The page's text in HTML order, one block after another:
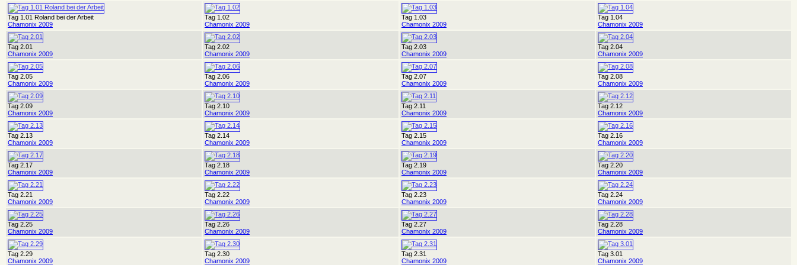
Tag 1.01 Roland bei der Arbeit
Chamonix 2009
Tag 1.02
Chamonix 2009
Tag 1.03
Chamonix 2009
Tag 1.04
Chamonix 2009
Tag 2.01
Chamonix 2009
Tag 2.02
Chamonix 2009
Tag 2.03
Chamonix 2009
Tag 2.04
Chamonix 2009
Tag 2.05
Chamonix 2009
Tag 2.06
Chamonix 2009
Tag 2.07
Chamonix 2009
Tag 2.08
Chamonix 2009
Tag 2.09
Chamonix 2009
Tag 2.10
Chamonix 2009
Tag 2.11
Chamonix 2009
Tag 2.12
Chamonix 2009
Tag 2.13
Chamonix 2009
Tag 2.14
Chamonix 2009
Tag 2.15
Chamonix 2009
Tag 2.16
Chamonix 2009
Tag 2.17
Chamonix 2009
Tag 2.18
Chamonix 2009
Tag 2.19
Chamonix 2009
Tag 2.20
Chamonix 2009
Tag 2.21
Chamonix 2009
Tag 2.22
Chamonix 2009
Tag 2.23
Chamonix 2009
Tag 2.24
Chamonix 2009
Tag 2.25
Chamonix 2009
Tag 2.26
Chamonix 2009
Tag 2.27
Chamonix 2009
Tag 2.28
Chamonix 2009
Tag 2.29
Chamonix 2009
Tag 2.30
Chamonix 2009
Tag 2.31
Chamonix 2009
Tag 3.01
Chamonix 2009